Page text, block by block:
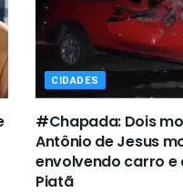
CIDADES
#Chapada: Dois
Antônio de Jesus
envolvendo carro e
Piatã